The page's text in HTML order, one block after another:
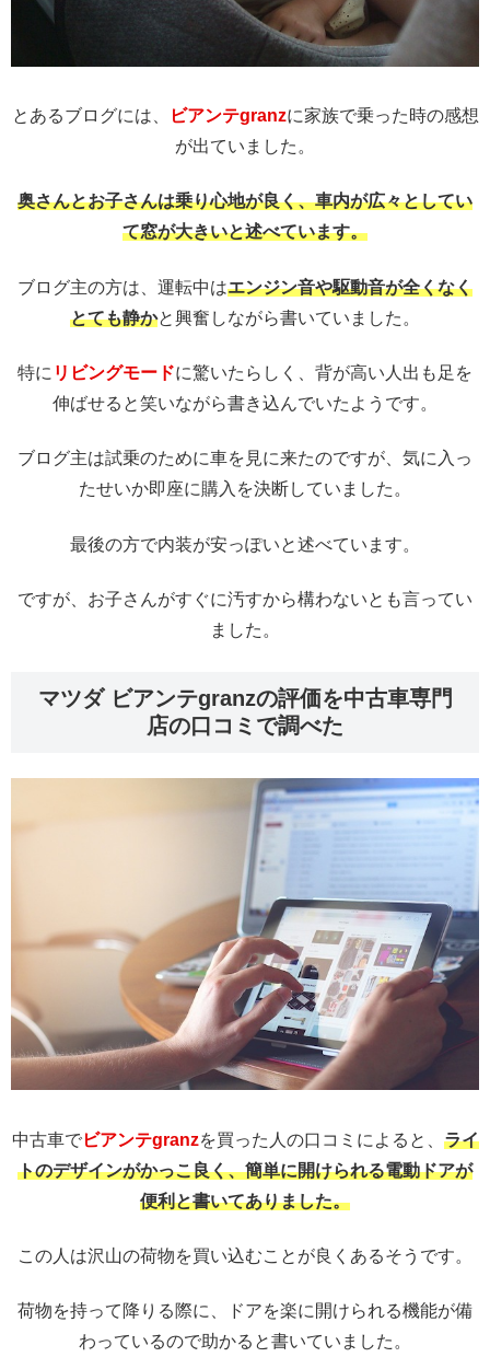
とあるブログには、 ビアンテgranzに家族で乗った時の感想
が出ていました。
奥さんとお子さんは乗り心地が良く、車内が広々としてい
て窓が大きいと述べています。
ブログ主の方は、運転中はエンジン音や駆動音が全くなく
とても静かと興奮しながら書いていました。
特に リビングモードに驚いたらしく、背が高い人出も足を
伸ばせると笑いながら書き込んでいたようです。
ブログ主は試乗のために車を見に来たのですが、気に入っ
たせいか即座に購入を決断していました。
最後の方で内装が安っぽいと述べています。
ですが、お子さんがすぐに汚すから構わないとも言ってい
ました。
マツダ ビアンテgranzの評価を中古車専門
店の口コミで調べた
中古車でビアンテgranzを買った人の口コミによると、 ライ
トのデザインがかっこ良く、簡単に開けられる電動ドアが
便利と書いてありました。
この人は沢山の荷物を買い込むことが良くあるそうです。
荷物を持って降りる際に、ドアを楽に開けられる機能が備
わっているので助かると書いていました。